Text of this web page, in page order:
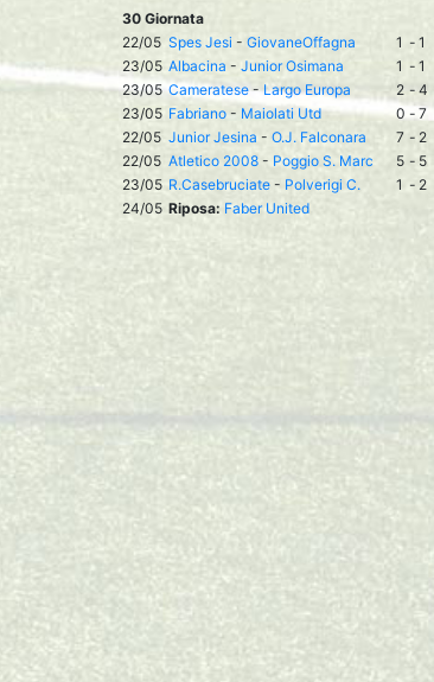
30 Giornata
22/05 Spes Jesi - GiovaneOffagna 1 - 1
23/05 Albacina - Junior Osimana 1 - 1
23/05 Cameratese-Largo Europa 2 - 4
23/05 Fabriano - Maiolati Utd 0 - 7
22/05 Junior Jesina - O.J. Falconara 7 - 2
22/05 Atletico 2008 - Poggio S. Marc 5 - 5
23/05 R.Casebruciate - Polverigi C. 1 - 2
24/05 Riposa: Faber United